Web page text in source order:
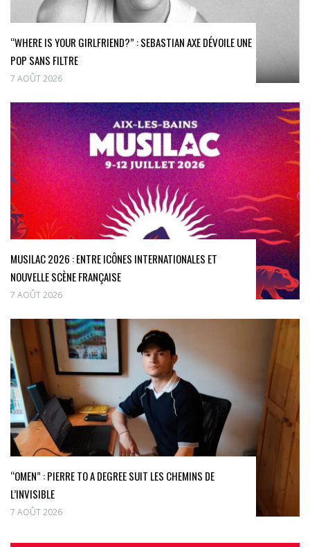
“WHERE IS YOUR GIRLFRIEND?” : SEBASTIAN AXE DÉVOILE UNE
POP SANS FILTRE
7 AOÛT 2026
MUSILAC 2026 : ENTRE ICÔNES INTERNATIONALES ET
NOUVELLE SCÈNE FRANÇAISE
7 AOÛT 2026
“OMEN” : PIERRE TO A DEGREE SUIT LES CHEMINS DE
L’INVISIBLE
7 AOÛT 2026